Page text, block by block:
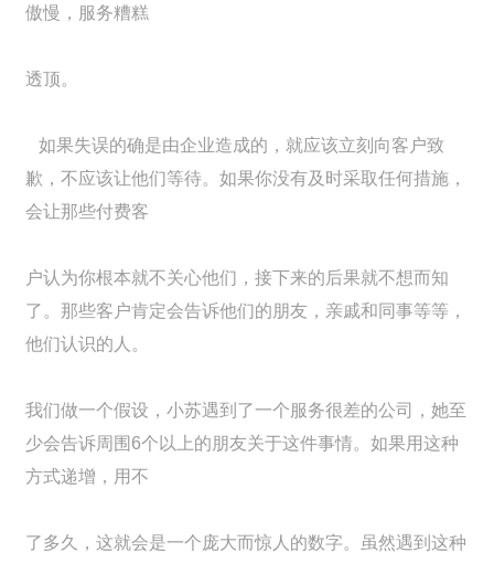
傲慢，服务糟糕
透顶。
如果失误的确是由企业造成的，就应该立刻向客户致
歉，不应该让他们等待。如果你没有及时采取任何措施，
会让那些付费客
户认为你根本就不关心他们，接下来的后果就不想而知
了。那些客户肯定会告诉他们的朋友，亲戚和同事等等，
他们认识的人。
我们做一个假设，小苏遇到了一个服务很差的公司，她至
少会告诉周围6个以上的朋友关于这件事情。如果用这种
方式递增，用不
了多久，这就会是一个庞大而惊人的数字。虽然遇到这种